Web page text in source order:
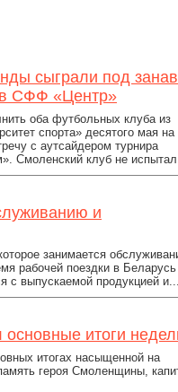
сыграли под
в СФФ «Центр»
оба футбольных клуба из
спорта» десятого мая на
с аутсайдером турнира
Смоленский клуб не
и
занимается
рабочей поездки в Беларусь
с выпускаемой продукцией и...
итоги
итогах насыщенной на
героя Смоленщины,